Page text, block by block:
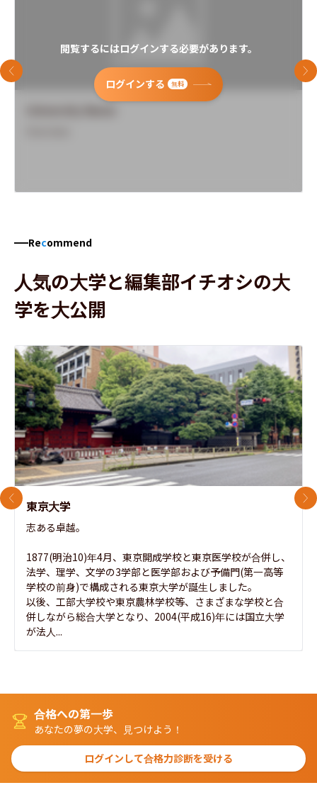
閲覧するにはログインする必要があります。
ログインする 無料
前のスライド 次
Recommend
人気の大学と編集部イチオシの大
学を大公開
東京大学
志ある卓越。
1877(明治10)年4月、東京開成学校と東京医学校が合併し、
法学、理学、文学の3学部と医学部および予備門(第一高等
学校の前身)で構成される東京大学が誕生しました。
以後、工部大学校や東京農林学校等、さまざまな学校と合
併しながら総合大学となり、2004(平成16)年には国立大学
が法人...
前のスライド 次
合格への第一歩
あなたの夢の大学、見つけよう！
ログインして合格力診断を受ける